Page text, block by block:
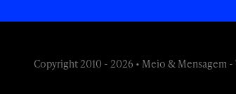
Copyright 2010 - 2026 • Meio & Mensagem